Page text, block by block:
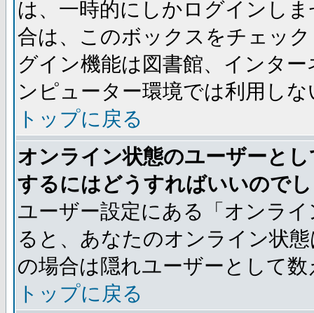
は、一時的にしかログインし
合は、このボックスをチェッ
グイン機能は図書館、インタ
ンピューター環境では利用し
トップに戻る
オンライン状態のユーザーと
するにはどうすればいいので
ユーザー設定にある「オンラ
ると、あなたのオンライン状
の場合は隠れユーザーとして
トップに戻る